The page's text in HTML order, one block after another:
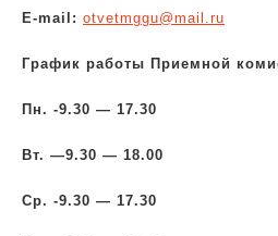
Е-mail: otvetmggu@mail.ru
График работы Приемной
Пн. -9.30 — 17.30
Вт. —9.30 — 18.00
Ср. -9.30 — 17.30